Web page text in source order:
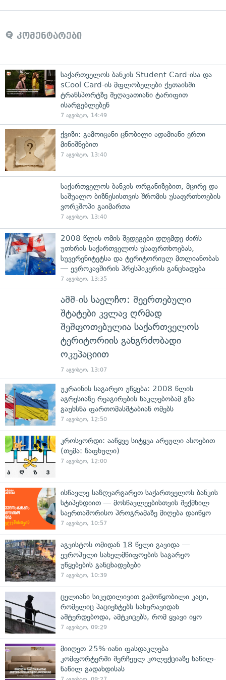
კომენტარები
საქართველოს ბანკის Student Card-ისა და
sCool Card-ის მფლობელები ქუთაისში
ტრანსპორტზე შეღავათიანი ტარიფით
ისარგებლებენ
7 აგვისტო, 14:49
ქვიზი: გამოიცანი ცნობილი ადამიანი ერთი
მინიშნებით
7 აგვისტო, 13:40
საქართველოს ბანკის ორგანიზებით, მცირე და
საშუალო ბიზნესისთვის შრომის უსაფრთხოების
ვორკშოპი გაიმართა
7 აგვისტო, 13:40
2008 წლის ომის შედეგები დღემდე ძირს
უთხრის საქართველოს უსაფრთხოებას,
სუვერენიტეტსა და ტერიტორიულ მთლიანობას
— ევროკავშირის პრესპიკერის განცხადება
7 აგვისტო, 13:35
აშშ-ის საელჩო: შეერთებული
შტატები კვლავ ღრმად
შეშფოთებულია საქართველოს
ტერიტორიის განგრძობადი
ოკუპაციით
7 აგვისტო, 13:07
უკრაინის საგარეო უწყება: 2008 წლის
აგრესიაზე რეაგირების ნაკლებობამ გზა
გაუხსნა ფართომასშტაბიან ომებს
7 აგვისტო, 12:50
კროსვორდი: ააწყვე სიტყვა არეული ასოებით
(თემა: ზაფხული)
7 აგვისტო, 12:00
ისწავლე საზღვარგარეთ საქართველოს ბანკის
სტიპენდიით — მოსწავლეებისთვის შექმნილ
საერთაშორისო პროგრამაზე მიღება დაიწყო
7 აგვისტო, 10:57
აგვისტოს ომიდან 18 წელი გავიდა —
ევროპული სახელმწიფოების საგარეო
უწყებების განცხადებები
7 აგვისტო, 10:39
ცელიანი სიკვდილივით გამოწყობილი კაცი,
რომელიც პაციენტებს სახურავიდან
აშტერდებოდა, ამტკიცებს, რომ ყვავი იყო
7 აგვისტო, 09:29
მიიღეთ 25%-იანი ფასდაკლება
კომფორტერში შერჩეულ კოლექციაზე ნაწილ-
ნაწილ გადახდისას